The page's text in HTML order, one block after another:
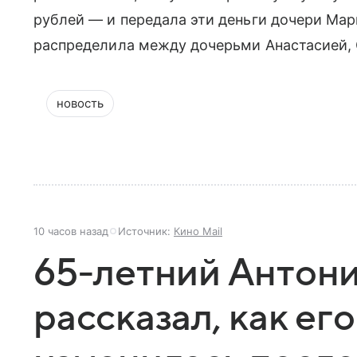
рублей — и передала эти деньги дочери
распределила между дочерьми
новость
10 часов назад Источник: Кино Mail
65-летний
рассказал, как